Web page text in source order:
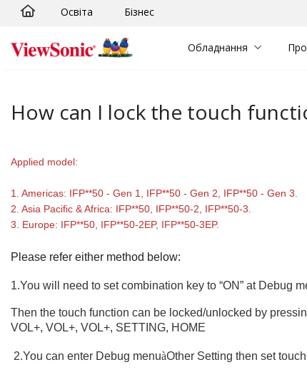
Skip to main content
Освіта Бізнес
Обладнання
How can I lock the touch
Applied model:
1. Americas: IFP**50 - Gen 1, IFP**50 - Gen 2, IFP**50 - Gen 3.
2. Asia Pacific & Africa: IFP**50, IFP**50-2, IFP**50-3.
3. Europe: IFP**50, IFP**50-2EP, IFP**50-3EP.
Please refer either method below:
1.You will need to set combination key to “ON” at Debug
Then the touch function can be locked/unlocked by
VOL+, VOL+, VOL+, SETTING, HOME
2.You can enter Debug menuàOther Setting then set